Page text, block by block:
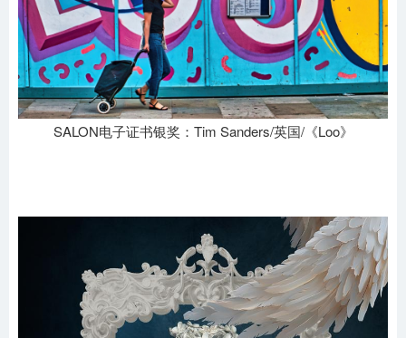
SALON电子证书银奖：Tim Sanders/英国/《Loo》